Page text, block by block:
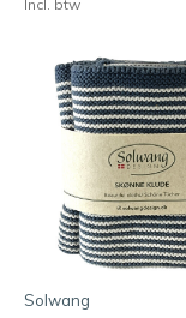
Incl. btw
Solwang